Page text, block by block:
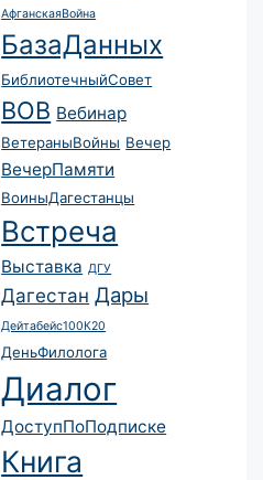
АфганскаяВойна
БазаДанных
БиблиотечныйСовет
ВОВ Вебинар
ВетераныВойны Вечер
ВечерПамяти
ВоиныДагестанцы
Встреча
Выставка ДГУ
Дагестан Дары
Дейтабейс100К20
ДеньФилолога
Диалог
ДоступПоПодписке
Книга